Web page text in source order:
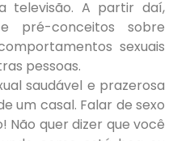
televisão. A partir daí,
pré-conceitos sobre
sexuais
pessoas.
saudável e prazerosa
um casal. Falar de sexo
Não quer dizer que você